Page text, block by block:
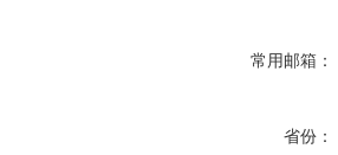
常用邮箱：
省份：